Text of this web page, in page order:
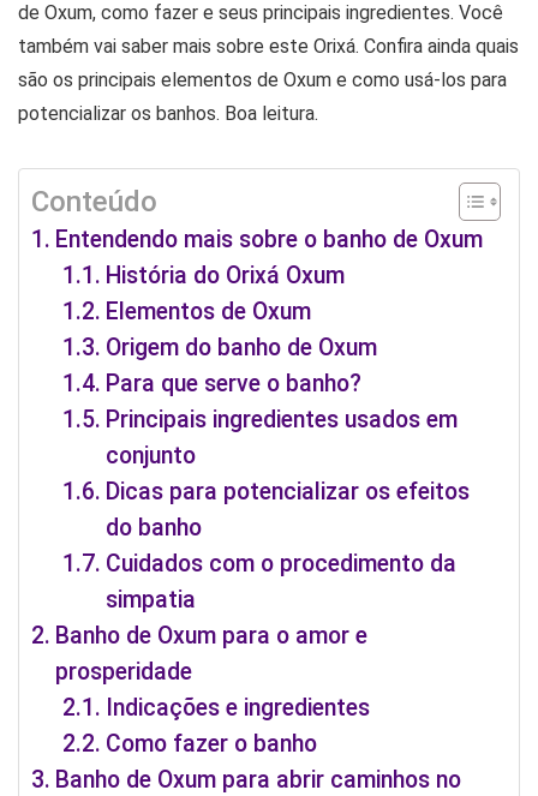
de Oxum, como fazer e seus principais ingredientes. Você
também vai saber mais sobre este Orixá. Confira ainda quais
são os principais elementos de Oxum e como usá-los para
potencializar os banhos. Boa leitura.
Conteúdo
Entendendo mais sobre o banho de Oxum
História do Orixá Oxum
Elementos de Oxum
Origem do banho de Oxum
Para que serve o banho?
Principais ingredientes usados em
conjunto
Dicas para potencializar os efeitos
do banho
Cuidados com o procedimento da
simpatia
Banho de Oxum para o amor e
prosperidade
Indicações e ingredientes
Como fazer o banho
Banho de Oxum para abrir caminhos no